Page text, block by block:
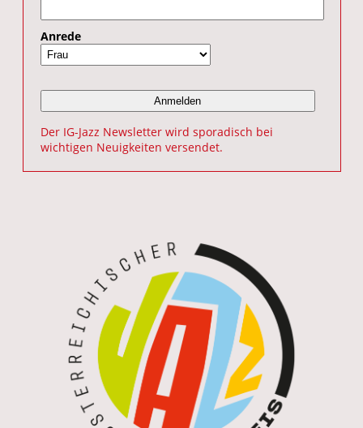
Anrede
Der IG-Jazz Newsletter wird sporadisch bei
wichtigen Neuigkeiten versendet.